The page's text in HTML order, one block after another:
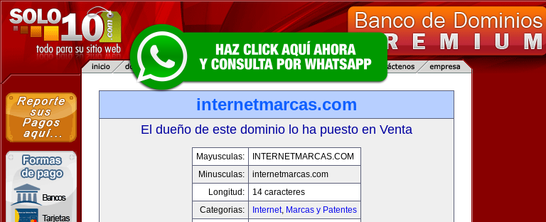
internetmarcas.com
El dueño de este dominio lo ha puesto en Venta
Mayusculas:
INTERNETMARCAS.COM
Minusculas:
internetmarcas.com
Longitud:
14 caracteres
Categorias:
Internet, Marcas y Patentes